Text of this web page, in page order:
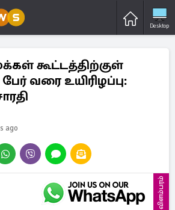
Desktop
கூட்டத்திற்குள்
வரை உயிரிழப்பு:
ago
விளம்பரம்